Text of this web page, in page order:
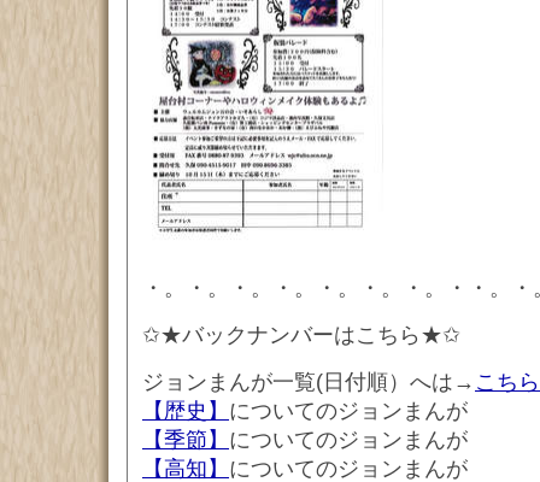
・。・。・。・。・。・。・。・・。
✩★バックナンバーはこちら★✩
ジョンまんが一覧(日付順）へは→ こちら
【歴史】 についてのジョンまんが
【季節】 についてのジョンまんが
【高知】 についてのジョンまんが